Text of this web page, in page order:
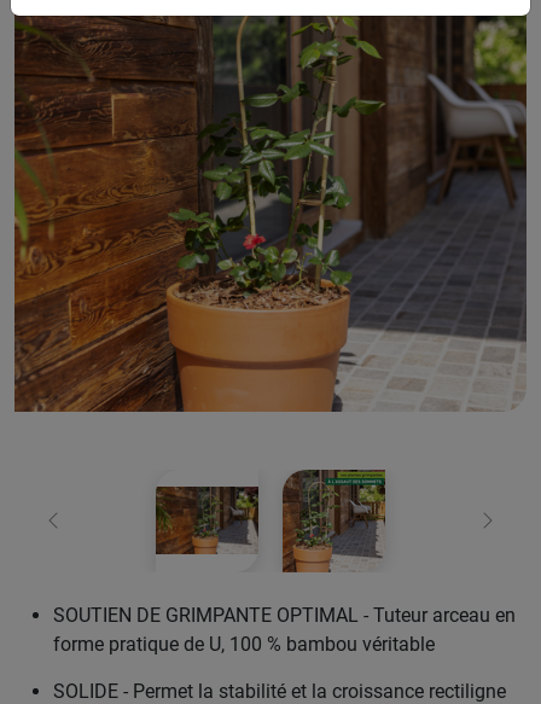
retour
SOUTIEN DE GRIMPANTE OPTIMAL - Tuteur arceau en
forme pratique de U, 100 % bambou véritable
SOLIDE - Permet la stabilité et la croissance rectiligne